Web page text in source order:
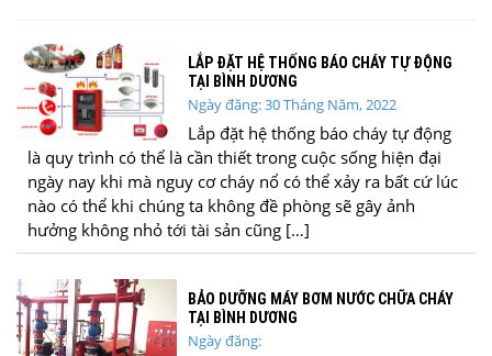
LẮP ĐẶT HỆ THỐNG BÁO CHÁY TỰ ĐỘNG
TẠI BÌNH DƯƠNG
Ngày đăng: 30 Tháng Năm, 2022
Lắp đặt hệ thống báo cháy tự động
là quy trình có thể là cần thiết trong cuộc sống hiện đại
ngày nay khi mà nguy cơ cháy nổ có thể xảy ra bất cứ lúc
nào có thể khi chúng ta không đề phòng sẽ gây ảnh
hưởng không nhỏ tới tài sản cũng […]
BẢO DƯỠNG MÁY BƠM NƯỚC CHỮA CHÁY
TẠI BÌNH DƯƠNG
Ngày đăng: